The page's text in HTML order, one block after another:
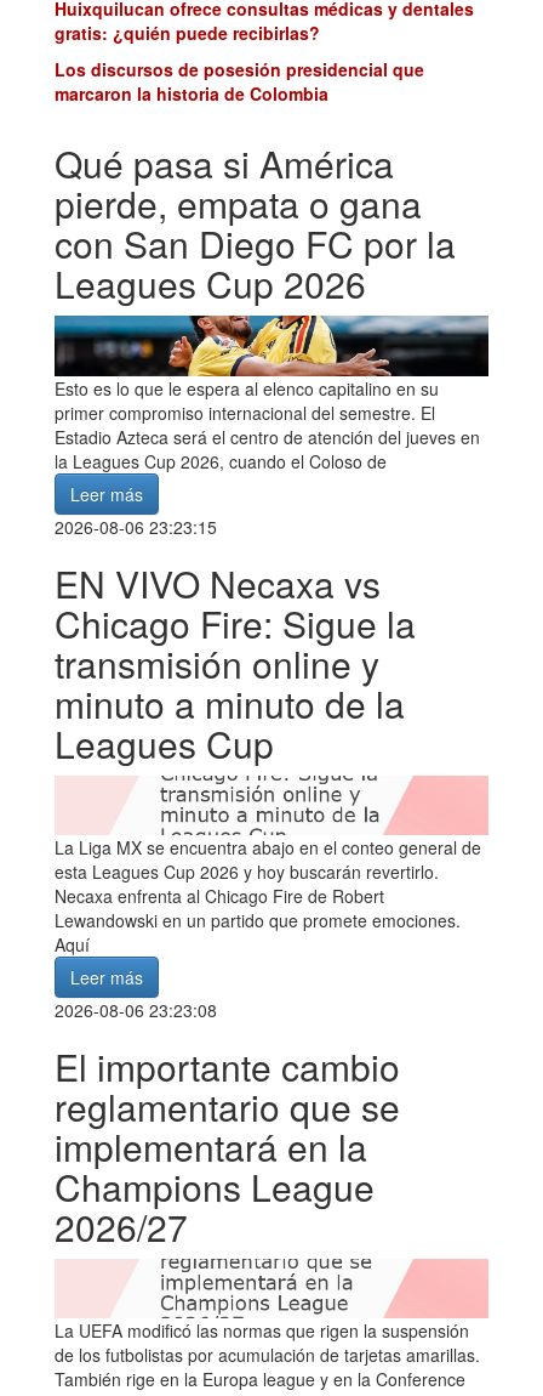
Huixquilucan ofrece consultas médicas y dentales
gratis: ¿quién puede recibirlas?
Los discursos de posesión presidencial que
marcaron la historia de Colombia
Qué pasa si América
pierde, empata o gana
con San Diego FC por la
Leagues Cup 2026
Esto es lo que le espera al elenco capitalino en su
primer compromiso internacional del semestre. El
Estadio Azteca será el centro de atención del jueves en
la Leagues Cup 2026, cuando el Coloso de
Leer más
2026-08-06 23:23:15
EN VIVO Necaxa vs
Chicago Fire: Sigue la
transmisión online y
minuto a minuto de la
Leagues Cup
La Liga MX se encuentra abajo en el conteo general de
esta Leagues Cup 2026 y hoy buscarán revertirlo.
Necaxa enfrenta al Chicago Fire de Robert
Lewandowski en un partido que promete emociones.
Aquí
Leer más
2026-08-06 23:23:08
El importante cambio
reglamentario que se
implementará en la
Champions League
2026/27
La UEFA modificó las normas que rigen la suspensión
de los futbolistas por acumulación de tarjetas amarillas.
También rige en la Europa league y en la Conference